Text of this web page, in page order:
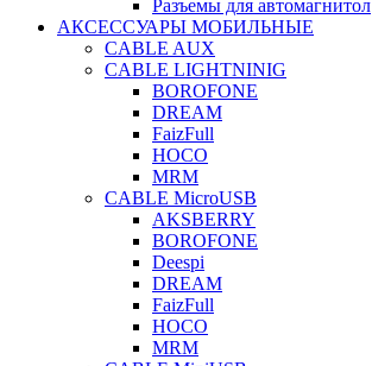
Разъемы для автомагнитол
АКСЕССУАРЫ МОБИЛЬНЫЕ
CABLE AUX
CABLE LIGHTNINIG
BOROFONE
DREAM
FaizFull
HOCO
MRM
CABLE MicroUSB
AKSBERRY
BOROFONE
Deespi
DREAM
FaizFull
HOCO
MRM